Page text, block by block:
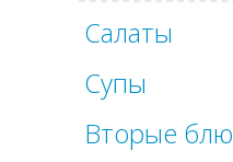
Салаты
Супы
Вторые